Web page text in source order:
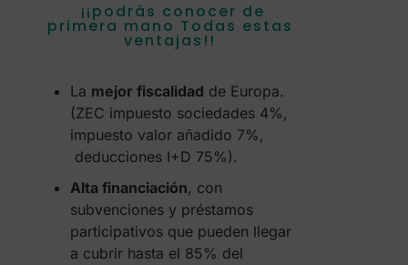
¡¡podrás conocer de
primera mano Todas estas
ventajas!!
La mejor fiscalidad de Europa.
(ZEC impuesto sociedades 4%,
impuesto valor añadido 7%,
deducciones I+D 75%).
Alta financiación, con
subvenciones y préstamos
participativos que pueden llegar
a cubrir hasta el 85% del